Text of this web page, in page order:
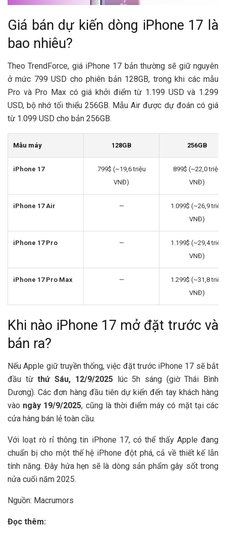
Giá bán dự kiến dòng iPhone 17 là
bao nhiêu?
Theo TrendForce, giá iPhone 17 bản thường sẽ giữ nguyên
ở mức 799 USD cho phiên bản 128GB, trong khi các mẫu
Pro và Pro Max có giá khởi điểm từ 1.199 USD và 1.299
USD, bộ nhớ tối thiểu 256GB. Mẫu Air được dự đoán có giá
từ 1.099 USD cho bản 256GB.
Mẫu máy 128GB 256GB
iPhone 17
799$ (~19,6 triệu
VNĐ)
899$ (~22,0 triệu
VNĐ)
iPhone 17 Air —
1.099$ (~26,9 triệu
VNĐ)
iPhone 17 Pro —
1.199$ (~29,4 triệu
VNĐ)
iPhone 17 Pro Max —
1.299$ (~31,8 triệu
VNĐ)
Khi nào iPhone 17 mở đặt trước và
bán ra?
Nếu Apple giữ truyền thống, việc đặt trước iPhone 17 sẽ bắt
đầu từthứ Sáu, 12/9/2025lúc 5h sáng (giờ Thái Bình
Dương). Các đơn hàng đầu tiên dự kiến đến tay khách hàng
vào ngày 19/9/2025, cũng là thời điểm máy có mặt tại các
cửa hàng bán lẻ toàn cầu.
Với loạt rò rỉ thông tin iPhone 17, có thể thấy Apple đang
chuẩn bị cho một thế hệ iPhone đột phá, cả về thiết kế lẫn
tính năng. Đây hứa hẹn sẽ là dòng sản phẩm gây sốt trong
nửa cuối năm 2025.
Nguồn: Macrumors
Đọc thêm: